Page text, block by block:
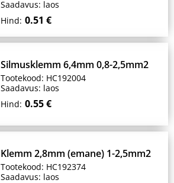
Saadavus: laos
Hind: 0.51 €
Silmusklemm 6,4mm 0,8-2,5mm2
Tootekood: HC192004
Saadavus: laos
Hind: 0.55 €
Klemm 2,8mm (emane) 1-2,5mm2
Tootekood: HC192374
Saadavus: laos